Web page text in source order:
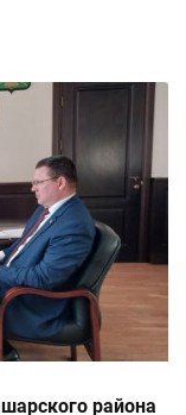
района